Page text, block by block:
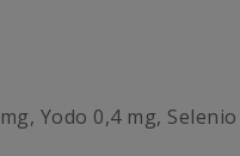
Yodo 0,4 mg,